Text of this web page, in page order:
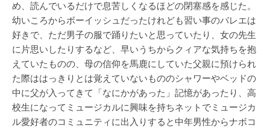
め、読んでいるだけで息苦しくなるほどの閉塞感を感じた。
幼いころからボーイッシュだったけれども習い事のバレエは
好きで、ただ男子の服で踊りたいと思っていたり、女の先生
に片思いしたりするなど、早いうちからクィアな気持ちを抱
えていたものの、母の信仰を馬鹿にしていた父親に預けられ
た際ははっきりとは覚えていないもののシャワーやベッドの
中に父が入ってきて「なにかがあった」記憶があったり、高
校生になってミュージカルに興味を持ちネットでミュージカ
ル愛好者のコミュニティに出入りすると中年男性からナボコ